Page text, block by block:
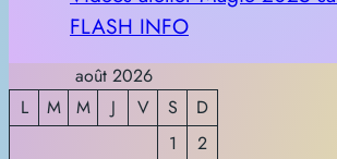
FLASH INFO
août 2026
L
M M J V S
D
1
2